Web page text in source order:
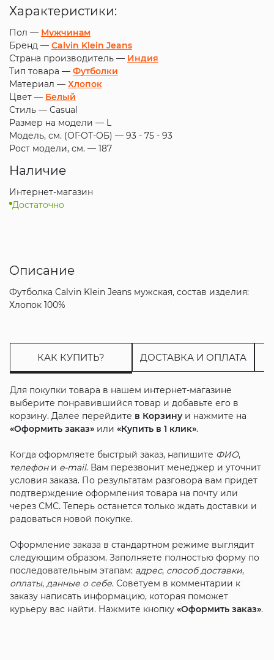
Характеристики:
Пол — Мужчинам
Бренд — Calvin Klein Jeans
Страна производитель — Индия
Тип товара — Футболки
Материал — Хлопок
Цвет — Белый
Стиль — Casual
Размер на модели — L
Модель, см. (ОГ-ОТ-ОБ) — 93 - 75 - 93
Рост модели, см. — 187
Наличие
Интернет-магазин
Достаточно
Описание
Футболка Calvin Klein Jeans мужская, состав изделия:
Хлопок 100%
КАК КУПИТЬ? ДОСТАВКА И ОПЛАТА
Для покупки товара в нашем интернет-магазине
выберите понравившийся товар и добавьте его в
корзину. Далее перейдите в Корзинуи нажмите на
«Оформить заказ»или «Купить в 1 клик».
Когда оформляете быстрый заказ, напишите ФИО,
телефони e-mail. Вам перезвонит менеджер и уточнит
условия заказа. По результатам разговора вам придет
подтверждение оформления товара на почту или
через СМС. Теперь останется только ждать доставки и
радоваться новой покупке.
Оформление заказа в стандартном режиме выглядит
следующим образом. Заполняете полностью форму по
последовательным этапам: адрес, способ доставки,
оплаты, данные о себе. Советуем в комментарии к
заказу написать информацию, которая поможет
курьеру вас найти. Нажмите кнопку «Оформить заказ».